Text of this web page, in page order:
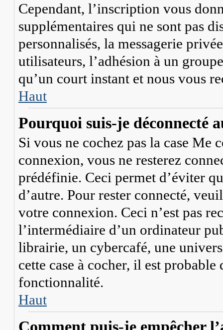
Cependant, l’inscription vous
supplémentaires qui ne sont pas
personnalisés, la messagerie
utilisateurs, l’adhésion à un
qu’un court instant et nous vous
Haut
Pourquoi suis-je déconnecté
Si vous ne cochez pas la case Me
connexion, vous ne resterez
prédéfinie. Ceci permet d’éviter
d’autre. Pour rester connecté,
votre connexion. Ceci n’est pas
l’intermédiaire d’un ordinateur
librairie, un cybercafé, une
cette case à cocher, il est
fonctionnalité.
Haut